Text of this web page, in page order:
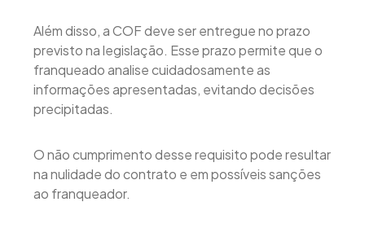
Além disso, a COF deve ser entregue no prazo
previsto na legislação. Esse prazo permite que o
franqueado analise cuidadosamente as
informações apresentadas, evitando decisões
precipitadas.
O não cumprimento desse requisito pode resultar
na nulidade do contrato e em possíveis sanções
ao franqueador.